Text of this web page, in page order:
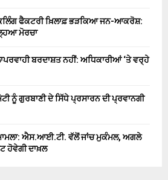
ਫੈਕਟਰੀ ਖ਼ਿਲਾਫ਼ ਭੜਕਿਆ ਜਨ-ਆਕਰੋਸ਼:
ਮੋਰਚਾ
ਬਰਦਾਸ਼ਤ ਨਹੀਂ: ਅਧਿਕਾਰੀਆਂ ‘ਤੇ ਵਰ੍ਹੇ
ਨੂੰ ਗੁਰਬਾਣੀ ਦੇ ਸਿੱਧੇ ਪ੍ਰਸਾਰਨ ਦੀ ਪ੍ਰਵਾਨਗੀ
ਐਸ.ਆਈ.ਟੀ. ਵੱਲੋਂ ਜਾਂਚ ਮੁਕੰਮਲ, ਅਗਲੇ
ਹੋਵੇਗੀ ਦਾਖ਼ਲ